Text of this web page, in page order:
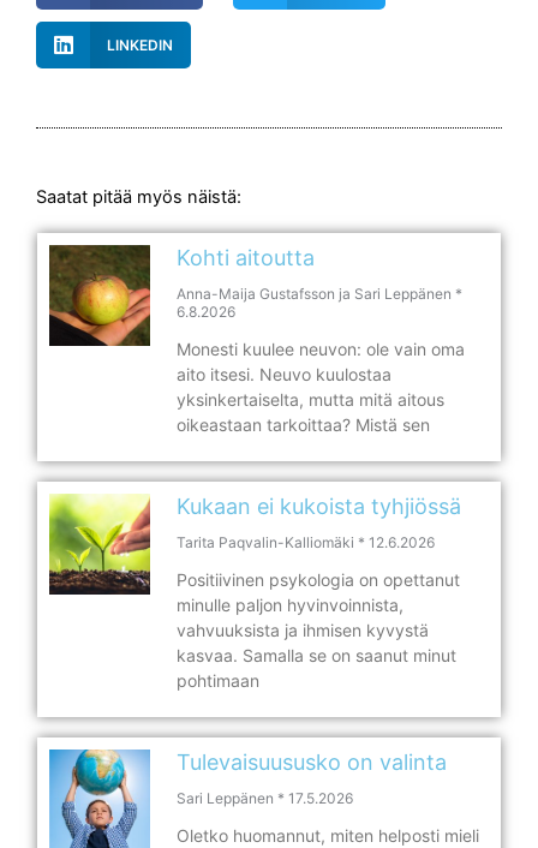
LINKEDIN
Saatat pitää myös näistä:
Kohti aitoutta
Anna-Maija Gustafsson ja Sari Leppänen
6.8.2026
Monesti kuulee neuvon: ole vain oma
aito itsesi. Neuvo kuulostaa
yksinkertaiselta, mutta mitä aitous
oikeastaan tarkoittaa? Mistä sen
Kukaan ei kukoista tyhjiössä
Tarita Paqvalin-Kalliomäki 12.6.2026
Positiivinen psykologia on opettanut
minulle paljon hyvinvoinnista,
vahvuuksista ja ihmisen kyvystä
kasvaa. Samalla se on saanut minut
pohtimaan
Tulevaisuususko on valinta
Sari Leppänen 17.5.2026
Oletko huomannut, miten helposti mieli